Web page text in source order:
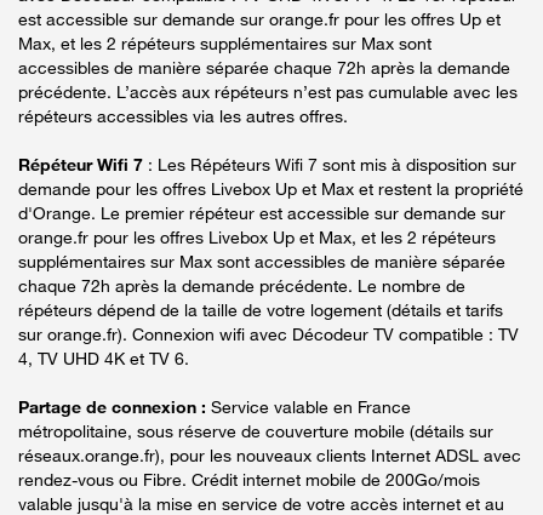
est accessible sur demande sur orange.fr pour les offres Up et
Max, et les 2 répéteurs supplémentaires sur Max sont
accessibles de manière séparée chaque 72h après la demande
précédente. L’accès aux répéteurs n’est pas cumulable avec les
répéteurs accessibles via les autres offres.
Répéteur Wifi 7 : Les Répéteurs Wifi 7 sont mis à disposition sur
demande pour les offres Livebox Up et Max et restent la propriété
d'Orange. Le premier répéteur est accessible sur demande sur
orange.fr pour les offres Livebox Up et Max, et les 2 répéteurs
supplémentaires sur Max sont accessibles de manière séparée
chaque 72h après la demande précédente. Le nombre de
répéteurs dépend de la taille de votre logement (détails et tarifs
sur orange.fr). Connexion wifi avec Décodeur TV compatible : TV
4, TV UHD 4K et TV 6.
Partage de connexion : Service valable en France
métropolitaine, sous réserve de couverture mobile (détails sur
réseaux.orange.fr), pour les nouveaux clients Internet ADSL avec
rendez-vous ou Fibre. Crédit internet mobile de 200Go/mois
valable jusqu'à la mise en service de votre accès internet et au